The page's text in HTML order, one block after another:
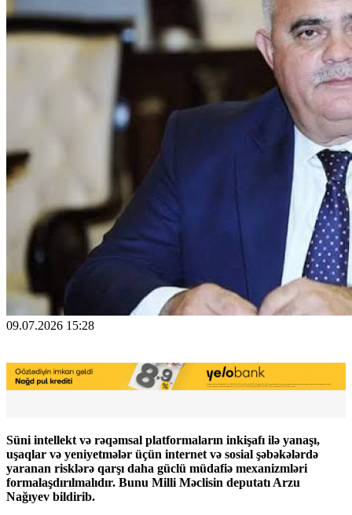
09.07.2026 15:28
Süni intellekt və rəqəmsal platformaların inkişafı ilə yanaşı,
uşaqlar və yeniyetmələr üçün internet və sosial şəbəkələrdə
yaranan risklərə qarşı daha güclü müdafiə mexanizmləri
formalaşdırılmalıdır. Bunu Milli Məclisin deputatı Arzu
Nağıyev bildirib.